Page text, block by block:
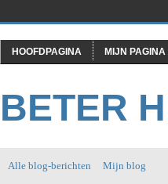
HOOFDPAGINA MIJN PAGINA
BETER
Alle blog-berichten Mijn blog